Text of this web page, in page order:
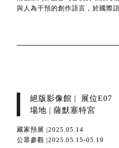
與人為干預的創作語言，於國際
絕版影像館 | 展位E07
場地 | 薩默塞特宮
藏家預展 |2025.05.14
公眾參觀 |2025.05.15-05.19